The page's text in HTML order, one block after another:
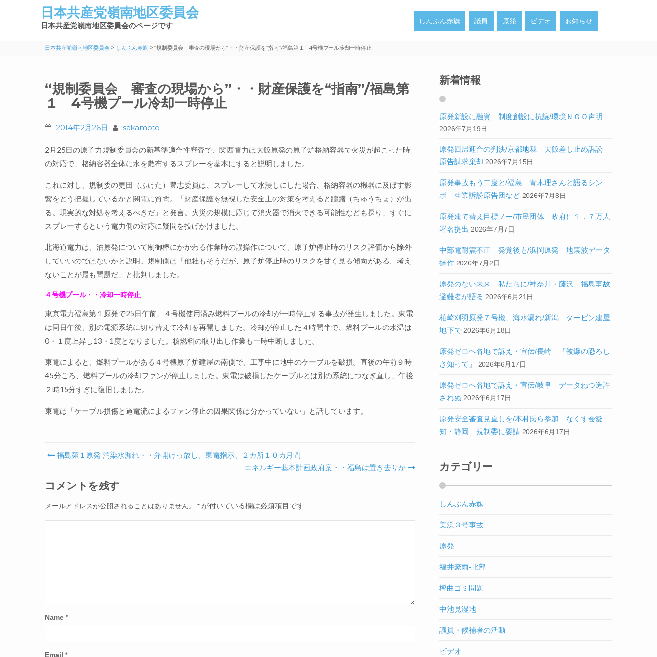
日本共産党嶺南地区委員会
日本共産党嶺南地区委員会のページです
しんぶん赤旗 議員 原発 ビデオ お知らせ
日本共産党嶺南地区委員会 > しんぶん赤旗 > “規制委員会 審査の現場から”・・財産保護を“指南”/福島第１ 4号機プール冷却一時停止
“規制委員会 審査の現場から”・・財産保護を“指南”/福島第
１ 4号機プール冷却一時停止
2014年2月26日 sakamoto
2月25日の原子力規制委員会の新基準適合性審査で、関西電力は大飯原発の原子炉格納容器で火災が起こった時
の対応で、格納容器全体に水を散布するスプレーを基本にすると説明しました。
これに対し、規制委の更田（ふけた）豊志委員は、スプレーして水浸しにした場合、格納容器の機器に及ぼす影
響をどう把握しているかと関電に質問。「財産保護を無視した安全上の対策を考えると躊躇（ちゅうちょ）が出
る。現実的な対処を考えるべきだ」と発言。火災の規模に応じて消火器で消火できる可能性なども探り、すぐに
スプレーするという電力側の対応に疑問を投げかけました。
北海道電力は、泊原発について制御棒にかかわる作業時の誤操作について、原子炉停止時のリスク評価から除外
していいのではないかと説明。規制側は「他社もそうだが、原子炉停止時のリスクを甘く見る傾向がある。考え
ないことが最も問題だ」と批判しました。
４号機プール・・冷却一時停止
東京電力福島第１原発で25日午前、４号機使用済み燃料プールの冷却が一時停止する事故が発生しました。東電
は同日午後、別の電源系統に切り替えて冷却を再開しました。冷却が停止した４時間半で、燃料プールの水温は
0・１度上昇し13・1度となりました。核燃料の取り出し作業も一時中断しました。
東電によると、燃料プールがある４号機原子炉建屋の南側で、工事中に地中のケーブルを破損。直後の午前９時
45分ごろ、燃料プールの冷却ファンが停止しました。東電は破損したケーブルとは別の系統につなぎ直し、午後
２時15分すぎに復旧しました。
東電は「ケーブル損傷と過電流によるファン停止の因果関係は分かっていない」と話しています。
Post navigation
福島第１原発 汚染水漏れ・・弁開けっ放し、東電指示、２カ所１０カ月間
エネルギー基本計画政府案・・福島は置き去りか
コメントを残す
メールアドレスが公開されることはありません。 * が付いている欄は必須項目です
Name *
Email *
新着情報
原発新設に融資 制度創設に抗議/環境ＮＧＯ声明
2026年7月19日
原発回帰迎合の判決/京都地裁 大飯差し止め訴訟
原告請求棄却 2026年7月15日
原発事故もう二度と/福島 青木理さんと語るシン
ポ 生業訴訟原告団など 2026年7月8日
原発建て替え目標ノー/市民団体 政府に１．７万人
署名提出 2026年7月7日
中部電耐震不正 発覚後も/浜岡原発 地震波データ
操作 2026年7月2日
原発のない未来 私たちに/神奈川・藤沢 福島事故
避難者が語る 2026年6月21日
柏崎刈羽原発７号機、海水漏れ/新潟 タービン建屋
地下で 2026年6月18日
原発ゼロへ各地で訴え・宣伝/長崎 「被爆の恐ろし
さ知って」
2026年6月17日
原発ゼロへ各地で訴え・宣伝/岐阜 データねつ造許
されぬ 2026年6月17日
原発安全審査見直しを/本村氏ら参加 なくす会愛
知・静岡 規制委に要請 2026年6月17日
カテゴリー
しんぶん赤旗
美浜３号事故
原発
福井豪雨-北部
樫曲ゴミ問題
中池見湿地
議員・候補者の活動
ビデオ